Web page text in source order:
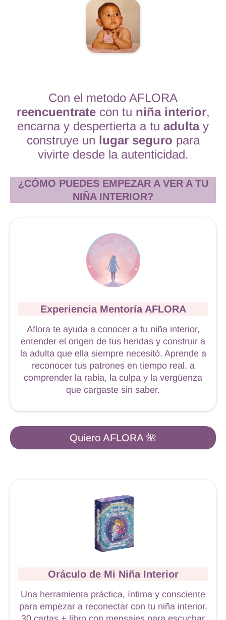
Con el metodo AFLORA
reencuentratecon tu niña interior,
encarna y despertierta a tu adultay
construye un lugar seguro para
vivirte desde la autenticidad.
¿CÓMO PUEDES EMPEZAR A VER A TU
NIÑA INTERIOR?
Experiencia Mentoría AFLORA
Aflora te ayuda a conocer a tu niña interior,
entender el origen de tus heridas y construir a
la adulta que ella siempre necesitó. Aprende a
reconocer tus patrones en tiempo real, a
comprender la rabia, la culpa y la vergüenza
que cargaste sin saber.
Quiero AFLORA 🌺
Oráculo de Mi Niña Interior
Una herramienta práctica, íntima y consciente
para empezar a reconectar con tu niña interior.